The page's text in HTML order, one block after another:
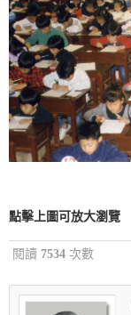
點擊上圖可放大瀏覽
閱讀 7534 次數